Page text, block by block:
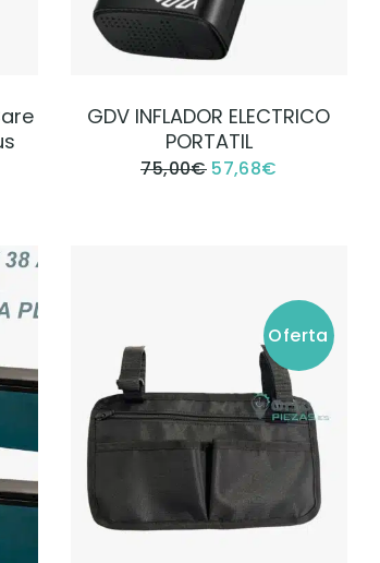
VER PRODUCTO
GDV INFLADOR ELECTRICO
PORTATIL
75,00€ 57,68€
Oferta